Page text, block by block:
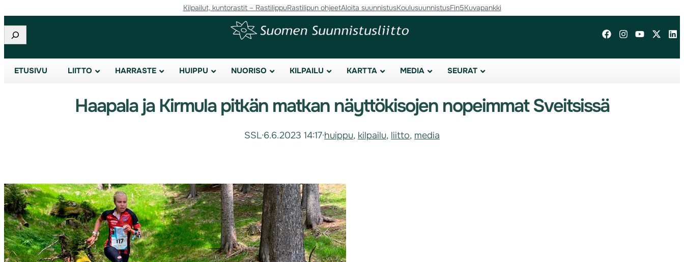
Kilpailut, kuntorastit – RastilippuRastilipun ohjeetAloita suunnistusKoulusuunnistusFin5Kuvapankki
Etsi
ETUSIVU LIITTO HARRASTE HUIPPU NUORISO KILPAILU KARTTA MEDIA SEURAT
Haapala ja Kirmula pitkän matkan näyttökisojen nopeimmat Sveitsissä
SSL·6.6.2023 14:17·huippu, kilpailu, liitto, media